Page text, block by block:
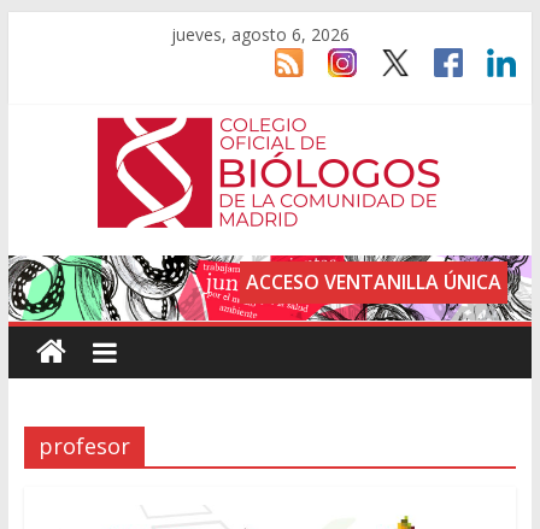
jueves, agosto 6, 2026
ACCESO VENTANILLA ÚNICA
profesor